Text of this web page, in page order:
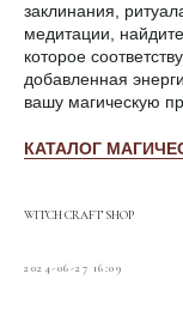
заклинания,
медитации,
которое
добавленная
вашу магическую
КАТАЛОГ
WITCH CRAFT SHOP
2024-06-27 16:09